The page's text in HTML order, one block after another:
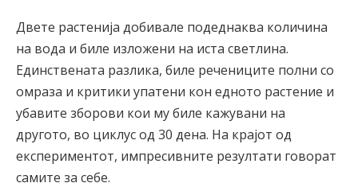
Двете растенија добивале подеднаква количина
на вода и биле изложени на иста светлина.
Единствената разлика, биле речениците полни со
омраза и критики упатени кон едното растение и
убавите зборови кои му биле кажувани на
другото, во циклус од 30 дена. На крајот од
експериментот, импресивните резултати говорат
самите за себе.